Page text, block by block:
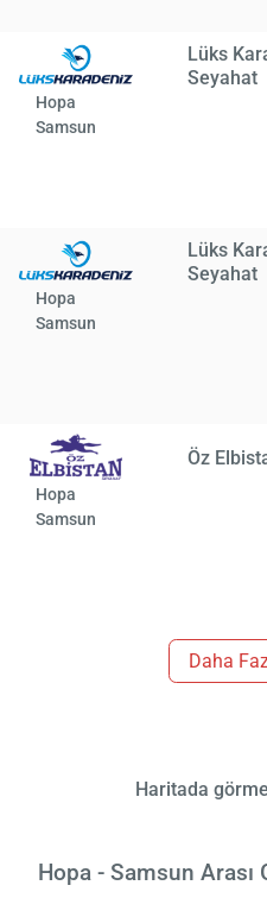
Lüks
Seyahat
Hopa
Samsun
Lüks
Seyahat
Hopa
Samsun
Öz
Hopa
Samsun
Daha
Haritada
Hopa - Samsun Arası